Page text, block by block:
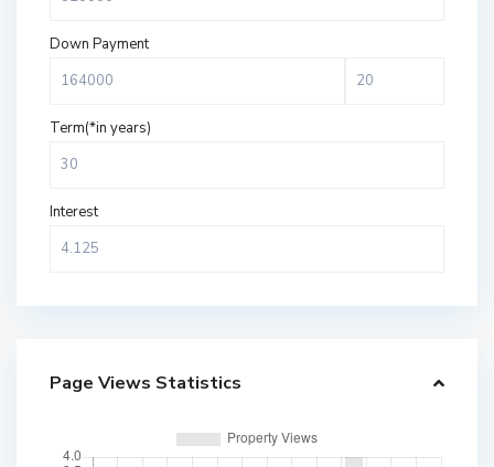
Down Payment
Term(*in years)
Interest
Page Views Statistics